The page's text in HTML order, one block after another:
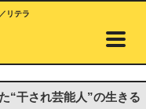
リテラ
“干され芸能人”の生きる